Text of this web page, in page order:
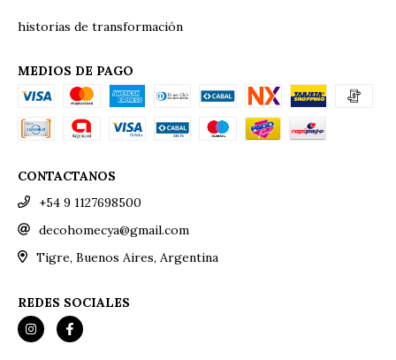
historias de transformación
MEDIOS DE PAGO
CONTACTANOS
+54 9 1127698500
decohomecya@gmail.com
Tigre, Buenos Aires, Argentina
REDES SOCIALES